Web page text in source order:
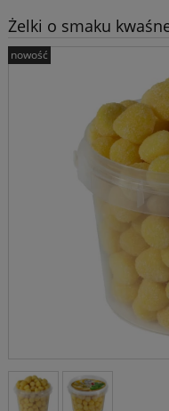
Żelki o smaku
nowość